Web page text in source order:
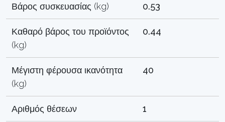
Βάρος συσκευασίας (kg) 0.53
Καθαρό βάρος του προϊόντος
(kg)
0.44
Μέγιστη φέρουσα ικανότητα
(kg)
40
Αριθμός θέσεων 1